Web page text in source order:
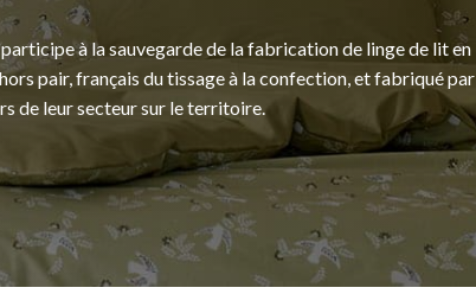
à la sauvegarde de la fabrication de linge de lit en
pair, français du tissage à la confection, et fabriqué par
de leur secteur sur le territoire.